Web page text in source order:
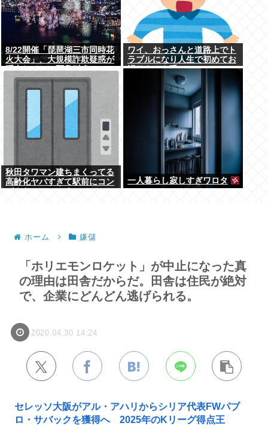
8/22開催「琵琶湖三市同時花
火大会」、大規模詐欺疑惑が
浮上してSNS阿鼻叫喚
ワイ、おっさんと道路上でト
ラブルになり人生で初めてお
巡りさんを呼ぶ
秋田タワマン建ちまくってる
高齢化ヤバすぎて駅前にコン
一人暮らし寂しすぎワロタ
ホーム 嫌儲
「ホリエモンロケット」が中止になった真
の理由は田舎だからだ。田舎は住民が絶対
で、企業にどんどん逃げられる。
2020.04.30 14:24
セレッソ大阪がアル・アハリからシリア代表FWパブ
ロ・サバックを獲得へ 2025年のKリーグ得点王